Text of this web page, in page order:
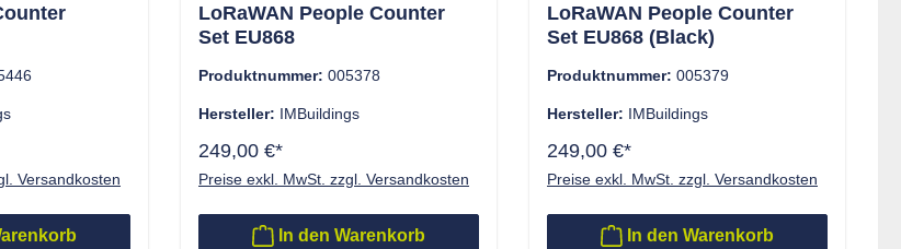
Versandkosten
LoRaWAN People Counter
Set EU868
Produktnummer: 005378
Hersteller: IMBuildings
249,00 €*
Preise exkl. MwSt. zzgl. Versandkosten
In den Warenkorb
LoRaWAN People Counter
Set EU868 (Black)
Produktnummer: 005379
Hersteller: IMBuildings
249,00 €*
Preise exkl. MwSt. zzgl. Versandkosten
In den Warenkorb